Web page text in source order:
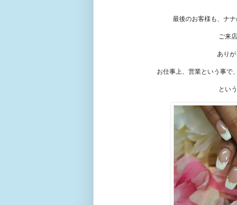
最後のお客様も、ナ
ご来
あり
お仕事上、営業という事で
とい